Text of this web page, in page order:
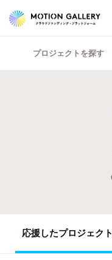
プロジェクトを探す
応援したプロジェクト